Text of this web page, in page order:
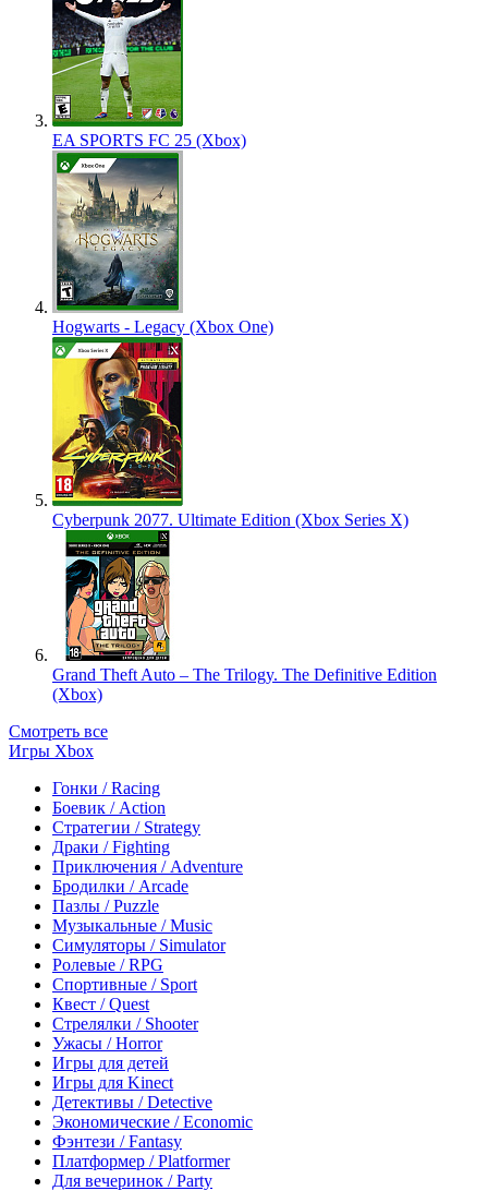
EA SPORTS FC 25 (Xbox)
Hogwarts - Legacy (Xbox One)
Cyberpunk 2077. Ultimate Edition (Xbox Series X)
Grand Theft Auto – The Trilogy. The Definitive Edition
(Xbox)
Смотреть все
Игры Xbox
Гонки / Racing
Боевик / Action
Стратегии / Strategy
Драки / Fighting
Приключения / Adventure
Бродилки / Arcade
Пазлы / Puzzle
Музыкальные / Music
Симуляторы / Simulator
Ролевые / RPG
Спортивные / Sport
Квест / Quest
Стрелялки / Shooter
Ужасы / Horror
Игры для детей
Игры для Kinect
Детективы / Detective
Экономические / Economic
Фэнтези / Fantasy
Платформер / Platformer
Для вечеринок / Party